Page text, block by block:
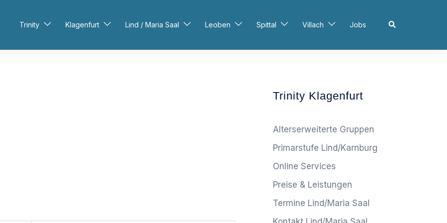
Trinity Klagenfurt Lind / Maria Saal Leoben Spittal Villach Jobs Search
Trinity Klagenfurt
Alterserweiterte Gruppen
Primarstufe Lind/Karnburg
Online Services
Preise & Leistungen
Termine Lind/Maria Saal